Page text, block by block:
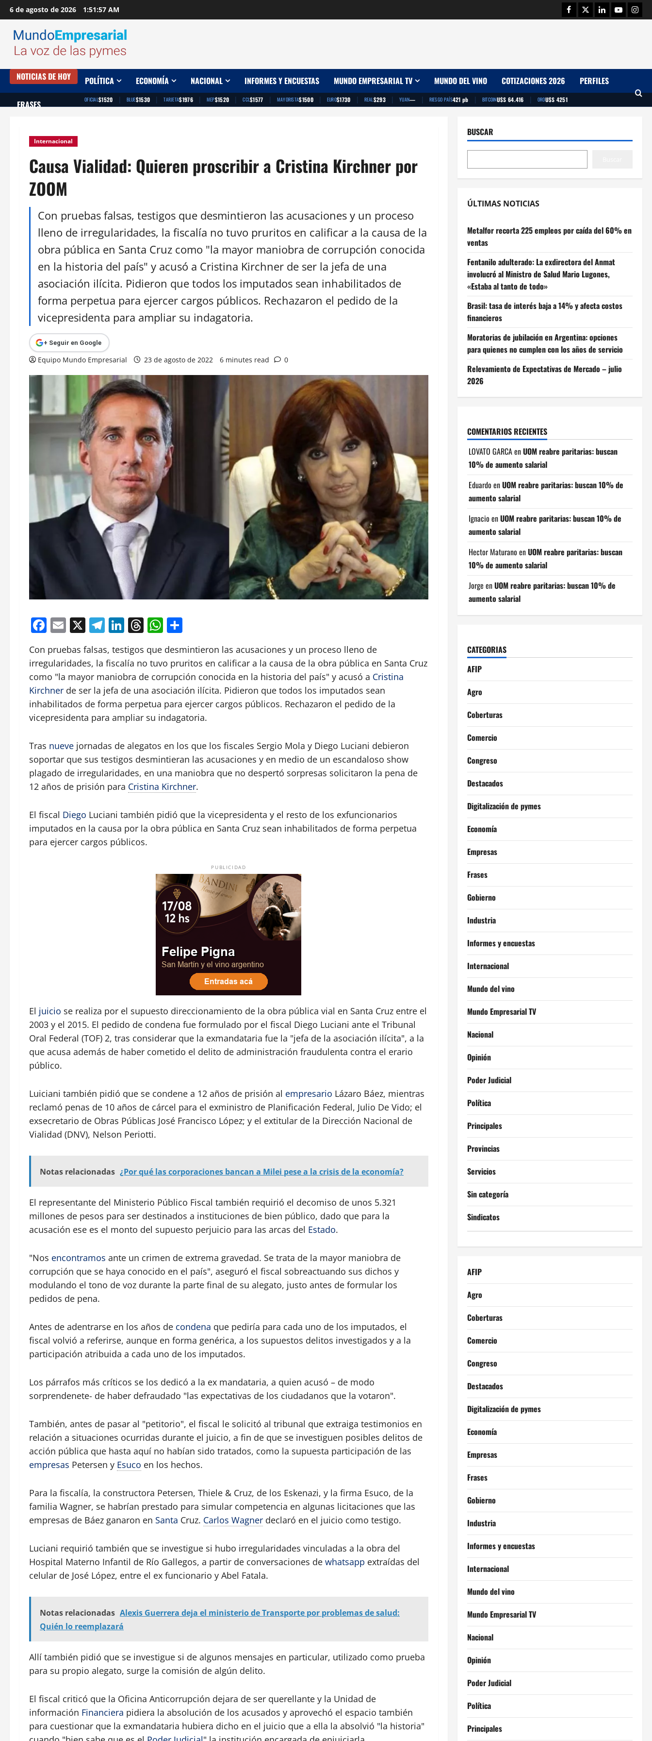
Saltar
al
contenido
6 de agosto de 2026 1:51:58 AM Facebook
TwitterLinkedinYoutube
NOTICIAS DE HOY POLÍTICA ECONOMÍA NACIONAL INFORMES Y ENCUESTAS MUNDO EMPRESARIAL TV MUNDO DEL VINO COTIZACIONES 2026 PERFILES
FRASES OFICIAL$1520 | BLUE$1530 | TARJETA$1976 | MEP$1520 | CCL$1577 | MAYORISTA$1500 | EURO$1730 | REAL$293 | YUAN— | RIESGO PAÍS421 pb | BITCOINU$S 64.416 | OROU$S 4251
Internacional
Causa Vialidad: Quieren proscribir a Cristina Kirchner por
ZOOM
Con pruebas falsas, testigos que desmintieron las acusaciones y un proceso
lleno de irregularidades, la fiscalía no tuvo pruritos en calificar a la causa de la
obra pública en Santa Cruz como "la mayor maniobra de corrupción conocida
en la historia del país" y acusó a Cristina Kirchner de ser la jefa de una
asociación ilícita. Pidieron que todos los imputados sean inhabilitados de
forma perpetua para ejercer cargos públicos. Rechazaron el pedido de la
vicepresidenta para ampliar su indagatoria.
+ Seguir en Google
Equipo Mundo Empresarial 23 de agosto de 2022 6 minutes read 0
Facebook
Email
X Telegram
LinkedIn
Threads
WhatsApp
Con pruebas falsas, testigos que desmintieron las acusaciones y un proceso lleno de
irregularidades, la fiscalía no tuvo pruritos en calificar a la causa de la obra pública en Santa Cruz
como "la mayor maniobra de corrupción conocida en la historia del país" y acusó a Cristina
Kirchner de ser la jefa de una asociación ilícita. Pidieron que todos los imputados sean
inhabilitados de forma perpetua para ejercer cargos públicos. Rechazaron el pedido de la
vicepresidenta para ampliar su indagatoria.
Tras nueve jornadas de alegatos en los que los fiscales Sergio Mola y Diego Luciani debieron
soportar que sus testigos desmintieran las acusaciones y en medio de un escandaloso show
plagado de irregularidades, en una maniobra que no despertó sorpresas solicitaron la pena de
12 años de prisión para Cristina Kirchner.
El fiscal Diego Luciani también pidió que la vicepresidenta y el resto de los exfuncionarios
imputados en la causa por la obra pública en Santa Cruz sean inhabilitados de forma perpetua
para ejercer cargos públicos.
PUBLICIDAD
El juicio se realiza por el supuesto direccionamiento de la obra pública vial en Santa Cruz entre el
2003 y el 2015. El pedido de condena fue formulado por el fiscal Diego Luciani ante el Tribunal
Oral Federal (TOF) 2, tras considerar que la exmandataria fue la "jefa de la asociación ilícita", a la
que acusa además de haber cometido el delito de administración fraudulenta contra el erario
público.
Luiciani también pidió que se condene a 12 años de prisión al empresario Lázaro Báez, mientras
reclamó penas de 10 años de cárcel para el exministro de Planificación Federal, Julio De Vido; el
exsecretario de Obras Públicas José Francisco López; y el extitular de la Dirección Nacional de
Vialidad (DNV), Nelson Periotti.
Notas relacionadas ¿Por qué las corporaciones bancan a Milei pese a la crisis de la economía?
El representante del Ministerio Público Fiscal también requirió el decomiso de unos 5.321
millones de pesos para ser destinados a instituciones de bien público, dado que para la
acusación ese es el monto del supuesto perjuicio para las arcas del Estado.
"Nos encontramos ante un crimen de extrema gravedad. Se trata de la mayor maniobra de
corrupción que se haya conocido en el país", aseguró el fiscal sobreactuando sus dichos y
modulando el tono de voz durante la parte final de su alegato, justo antes de formular los
pedidos de pena.
Antes de adentrarse en los años de condena que pediría para cada uno de los imputados, el
fiscal volvió a referirse, aunque en forma genérica, a los supuestos delitos investigados y a la
participación atribuida a cada uno de los imputados.
Los párrafos más críticos se los dedicó a la ex mandataria, a quien acusó – de modo
sorprendenete- de haber defraudado "las expectativas de los ciudadanos que la votaron".
También, antes de pasar al "petitorio", el fiscal le solicitó al tribunal que extraiga testimonios en
relación a situaciones ocurridas durante el juicio, a fin de que se investiguen posibles delitos de
acción pública que hasta aquí no habían sido tratados, como la supuesta participación de las
empresas Petersen y Esuco en los hechos.
Para la fiscalía, la constructora Petersen, Thiele & Cruz, de los Eskenazi, y la firma Esuco, de la
familia Wagner, se habrían prestado para simular competencia en algunas licitaciones que las
empresas de Báez ganaron en Santa Cruz. Carlos Wagner declaró en el juicio como testigo.
Luciani requirió también que se investigue si hubo irregularidades vinculadas a la obra del
Hospital Materno Infantil de Río Gallegos, a partir de conversaciones de whatsapp extraídas del
celular de José López, entre el ex funcionario y Abel Fatala.
Notas relacionadas Alexis Guerrera deja el ministerio de Transporte por problemas de salud:
Quién lo reemplazará
Allí también pidió que se investigue si de algunos mensajes en particular, utilizado como prueba
para su propio alegato, surge la comisión de algún delito.
El fiscal criticó que la Oficina Anticorrupción dejara de ser querellante y la Unidad de
información Financiera pidiera la absolución de los acusados y aprovechó el espacio también
para cuestionar que la exmandataria hubiera dicho en el juicio que a ella la absolvió "la historia"
BUSCAR
ÚLTIMAS NOTICIAS
Metalfor recorta 225 empleos por caída del 60% en
ventas
Fentanilo adulterado: La exdirectora del Anmat
involucró al Ministro de Salud Mario Lugones,
«Estaba al tanto de todo»
Brasil: tasa de interés baja a 14% y afecta costos
financieros
Moratorias de jubilación en Argentina: opciones
para quienes no cumplen con los años de servicio
Relevamiento de Expectativas de Mercado – julio
2026
COMENTARIOS RECIENTES
LOVATO GARCAenUOM reabre paritarias: buscan
10% de aumento salarial
Eduardo enUOM reabre paritarias: buscan 10% de
aumento salarial
Ignacio enUOM reabre paritarias: buscan 10% de
aumento salarial
Hector Maturano enUOM reabre paritarias: buscan
10% de aumento salarial
Jorge enUOM reabre paritarias: buscan 10% de
aumento salarial
CATEGORIAS
AFIP
Agro
Coberturas
Comercio
Congreso
Destacados
Digitalización de pymes
Economía
Empresas
Frases
Gobierno
Industria
Informes y encuestas
Internacional
Mundo del vino
Mundo Empresarial TV
Nacional
Opinión
Poder Judicial
Política
Principales
Provincias
Servicios
Sin categoría
Sindicatos
AFIP
Agro
Coberturas
Comercio
Congreso
Destacados
Digitalización de pymes
Economía
Empresas
Frases
Gobierno
Industria
Informes y encuestas
Internacional
Mundo del vino
Mundo Empresarial TV
Nacional
Opinión
Poder Judicial
Política
Principales